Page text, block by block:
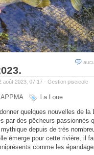
août 2023, 07:17 - Gestion piscicole
La Loue
quelques nouvelles de la
par des pêcheurs passionnés
depuis de très
émerge pour cette rivière, il
comme les